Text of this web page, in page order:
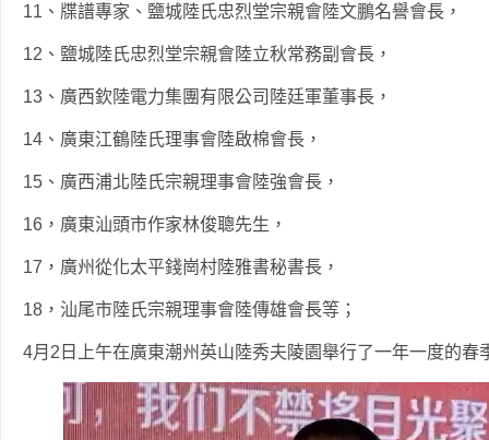
11、牒譜專家、鹽城陸氏忠烈堂宗親會陸文鵬名譽會長，
12、鹽城陸氏忠烈堂宗親會陸立秋常務副會長，
13、廣西欽陸電力集團有限公司陸廷軍董事長，
14、廣東江鶴陸氏理事會陸啟棉會長，
15、廣西浦北陸氏宗親理事會陸強會長，
16，廣東汕頭市作家林俊聰先生，
17，廣州從化太平錢崗村陸雅書秘書長，
18，汕尾市陸氏宗親理事會陸傳雄會長等；
4月2日上午在廣東潮州英山陸秀夫陵園舉行了一年一度的春